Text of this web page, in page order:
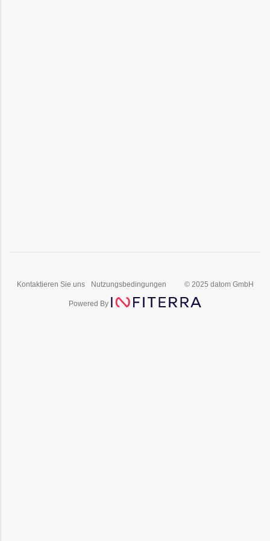
Kontaktieren Sie uns Nutzungsbedingungen © 2025 datom GmbH
Powered By